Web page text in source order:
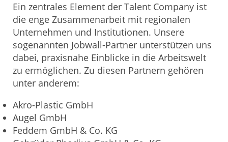
Ein zentrales Element der Talent Company ist
die enge Zusammenarbeit mit regionalen
Unternehmen und Institutionen. Unsere
sogenannten Jobwall-Partner unterstützen uns
dabei, praxisnahe Einblicke in die Arbeitswelt
zu ermöglichen. Zu diesen Partnern gehören
unter anderem:
Akro-Plastic GmbH
Augel GmbH
Feddem GmbH & Co. KG